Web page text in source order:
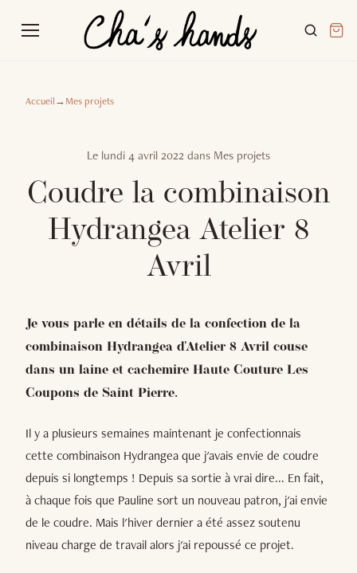
Accueil→Mes projets
Le lundi 4 avril 2022 dans Mes projets
Coudre la combinaison
Hydrangea Atelier 8
Avril
Je vous parle en détails de la confection de la
combinaison Hydrangea d'Atelier 8 Avril couse
dans un laine et cachemire Haute Couture Les
Coupons de Saint Pierre.
Il y a plusieurs semaines maintenant je confectionnais
cette combinaison Hydrangea que j'avais envie de coudre
depuis si longtemps ! Depuis sa sortie à vrai dire... En fait,
à chaque fois que Pauline sort un nouveau patron, j'ai envie
de le coudre. Mais l'hiver dernier a été assez soutenu
niveau charge de travail alors j'ai repoussé ce projet.